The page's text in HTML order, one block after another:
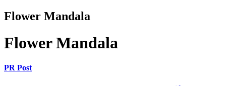
Flower Mandala
Flower Mandala
PR Post